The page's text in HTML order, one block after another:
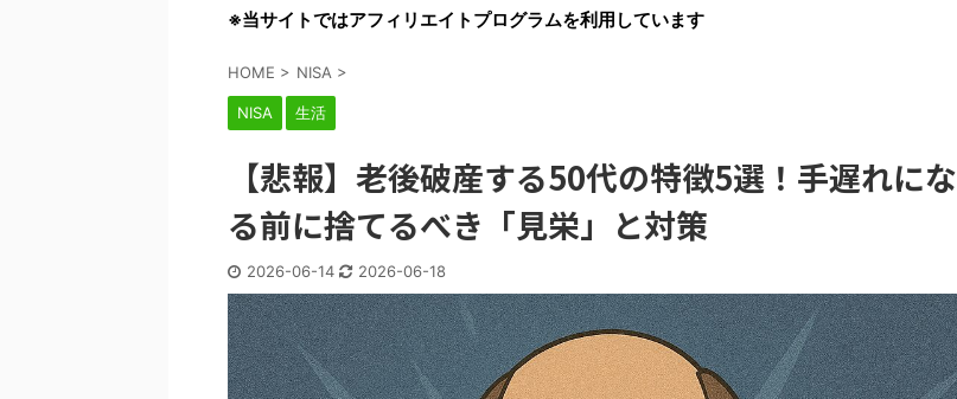
※当サイトではアフィリエイトプログラムを利用しています
HOME > NISA >
NISA 生活
【悲報】老後破産する50代の特徴5選！手遅れにな
る前に捨てるべき「見栄」と対策
2026-06-14 2026-06-18